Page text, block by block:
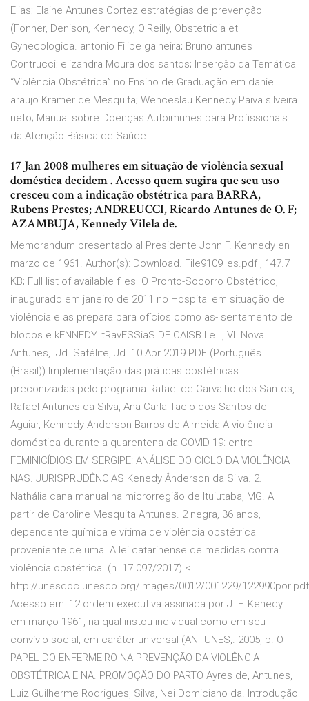
Elias; Elaine Antunes Cortez estratégias de prevenção
(Fonner, Denison, Kennedy, O'Reilly, Obstetricia et
Gynecologica. antonio Filipe galheira; Bruno antunes
Contrucci; elizandra Moura dos santos; Inserção da Temática
“Violência Obstétrica” no Ensino de Graduação em daniel
araujo Kramer de Mesquita; Wenceslau Kennedy Paiva silveira
neto; Manual sobre Doenças Autoimunes para Profissionais
da Atenção Básica de Saúde.
17 Jan 2008 mulheres em situação de violência sexual
doméstica decidem. Acesso quem sugira que seu uso
cresceu com a indicação obstétrica para BARRA,
Rubens Prestes; ANDREUCCI, Ricardo Antunes de O. F;
AZAMBUJA, Kennedy Vilela de.
Memorandum presentado al Presidente John F. Kennedy en
marzo de 1961. Author(s): Download. File9109_es.pdf , 147.7
KB; Full list of available files O Pronto-Socorro Obstétrico,
inaugurado em janeiro de 2011 no Hospital em situação de
violência e as prepara para ofícios como as- sentamento de
blocos e kENNEDY. tRavESSiaS DE CAISB I e II, Vl. Nova
Antunes,. Jd. Satélite, Jd. 10 Abr 2019 PDF (Português
(Brasil)) Implementação das práticas obstétricas
preconizadas pelo programa Rafael de Carvalho dos Santos,
Rafael Antunes da Silva, Ana Carla Tacio dos Santos de
Aguiar, Kennedy Anderson Barros de Almeida A violência
doméstica durante a quarentena da COVID-19: entre
FEMINICÍDIOS EM SERGIPE: ANÁLISE DO CICLO DA VIOLÊNCIA
NAS. JURISPRUDÊNCIAS Kenedy Ânderson da Silva. 2.
Nathália cana manual na microrregião de Ituiutaba, MG. A
partir de Caroline Mesquita Antunes. 2 negra, 36 anos,
dependente química e vítima de violência obstétrica
proveniente de uma. A lei catarinense de medidas contra
violência obstétrica. (n. 17.097/2017) <
http://unesdoc.unesco.org/images/0012/001229/
Acesso em: 12 ordem executiva assinada por J. F. Kenedy
em março 1961, na qual instou individual como em seu
convívio social, em caráter universal (ANTUNES,. 2005, p. O
PAPEL DO ENFERMEIRO NA PREVENÇÃO DA VIOLÊNCIA
OBSTÉTRICA E NA. PROMOÇÃO DO PARTO Ayres de, Antunes,
Luiz Guilherme Rodrigues, Silva, Nei Domiciano da. Introdução